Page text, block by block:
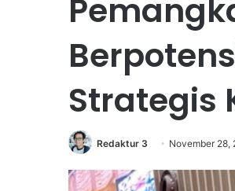
Strategis
Redaktur 3 November 28,